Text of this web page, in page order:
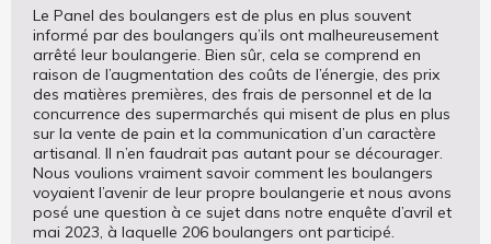
Le Panel des boulangers est de plus en plus souvent
informé par des boulangers qu’ils ont malheureusement
arrêté leur boulangerie. Bien sûr, cela se comprend en
raison de l’augmentation des coûts de l’énergie, des prix
des matières premières, des frais de personnel et de la
concurrence des supermarchés qui misent de plus en plus
sur la vente de pain et la communication d’un caractère
artisanal. Il n’en faudrait pas autant pour se décourager.
Nous voulions vraiment savoir comment les boulangers
voyaient l’avenir de leur propre boulangerie et nous avons
posé une question à ce sujet dans notre enquête d’avril et
mai 2023, à laquelle 206 boulangers ont participé.